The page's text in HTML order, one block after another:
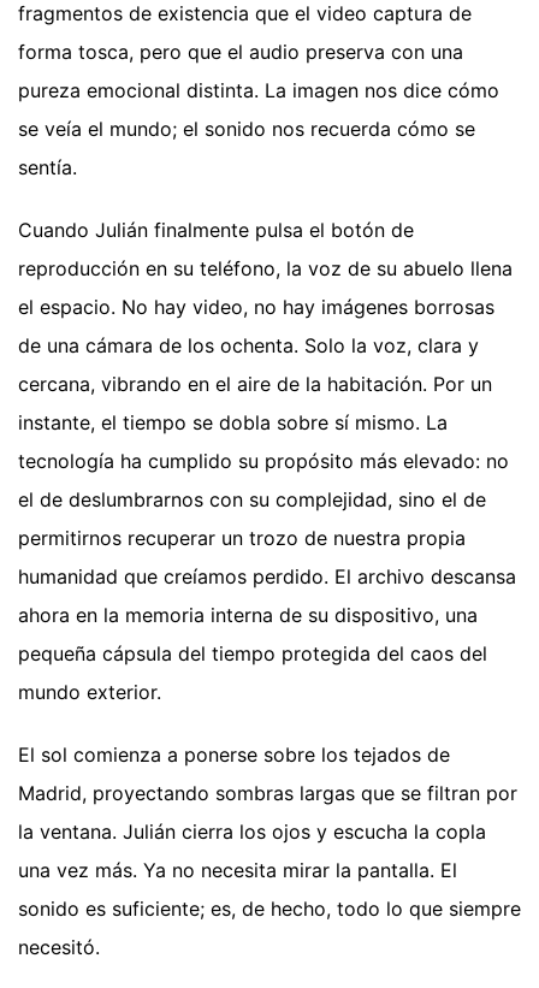
fragmentos de existencia que el video captura de
forma tosca, pero que el audio preserva con una
pureza emocional distinta. La imagen nos dice cómo
se veía el mundo; el sonido nos recuerda cómo se
sentía.
Cuando Julián finalmente pulsa el botón de
reproducción en su teléfono, la voz de su abuelo llena
el espacio. No hay video, no hay imágenes borrosas
de una cámara de los ochenta. Solo la voz, clara y
cercana, vibrando en el aire de la habitación. Por un
instante, el tiempo se dobla sobre sí mismo. La
tecnología ha cumplido su propósito más elevado: no
el de deslumbrarnos con su complejidad, sino el de
permitirnos recuperar un trozo de nuestra propia
humanidad que creíamos perdido. El archivo descansa
ahora en la memoria interna de su dispositivo, una
pequeña cápsula del tiempo protegida del caos del
mundo exterior.
El sol comienza a ponerse sobre los tejados de
Madrid, proyectando sombras largas que se filtran por
la ventana. Julián cierra los ojos y escucha la copla
una vez más. Ya no necesita mirar la pantalla. El
sonido es suficiente; es, de hecho, todo lo que siempre
necesitó.